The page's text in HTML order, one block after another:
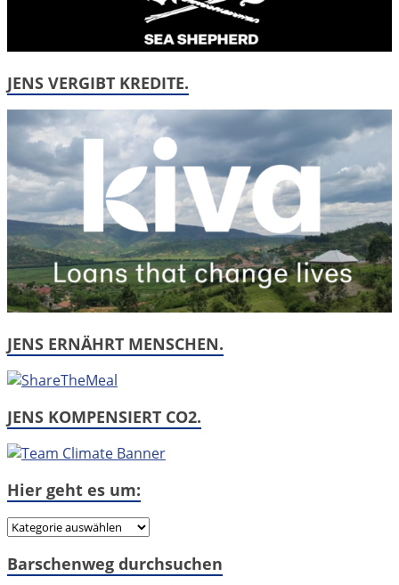
JENS VERGIBT KREDITE.
JENS ERNÄHRT MENSCHEN.
JENS KOMPENSIERT CO2.
Hier geht es um:
Hier
es
Barschenweg durchsuchen